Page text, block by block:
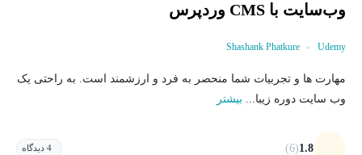
وب‌سایت با CMS وردپرس
Udemy
Shashank Phatkure
مهارت ها و تجربیات شما منحصر به فرد و ارزشمند است. به راحتی یک
وب سایت دوره زیبا... بیشتر
1.8
(6) 4 دیدگاه